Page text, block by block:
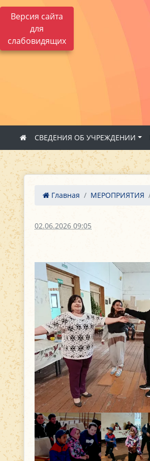
Версия сайта
для
слабовидящих
СВЕДЕНИЯ ОБ УЧРЕЖДЕНИИ
Главная МЕРОПРИЯТИЯ
02.06.2026 09:05